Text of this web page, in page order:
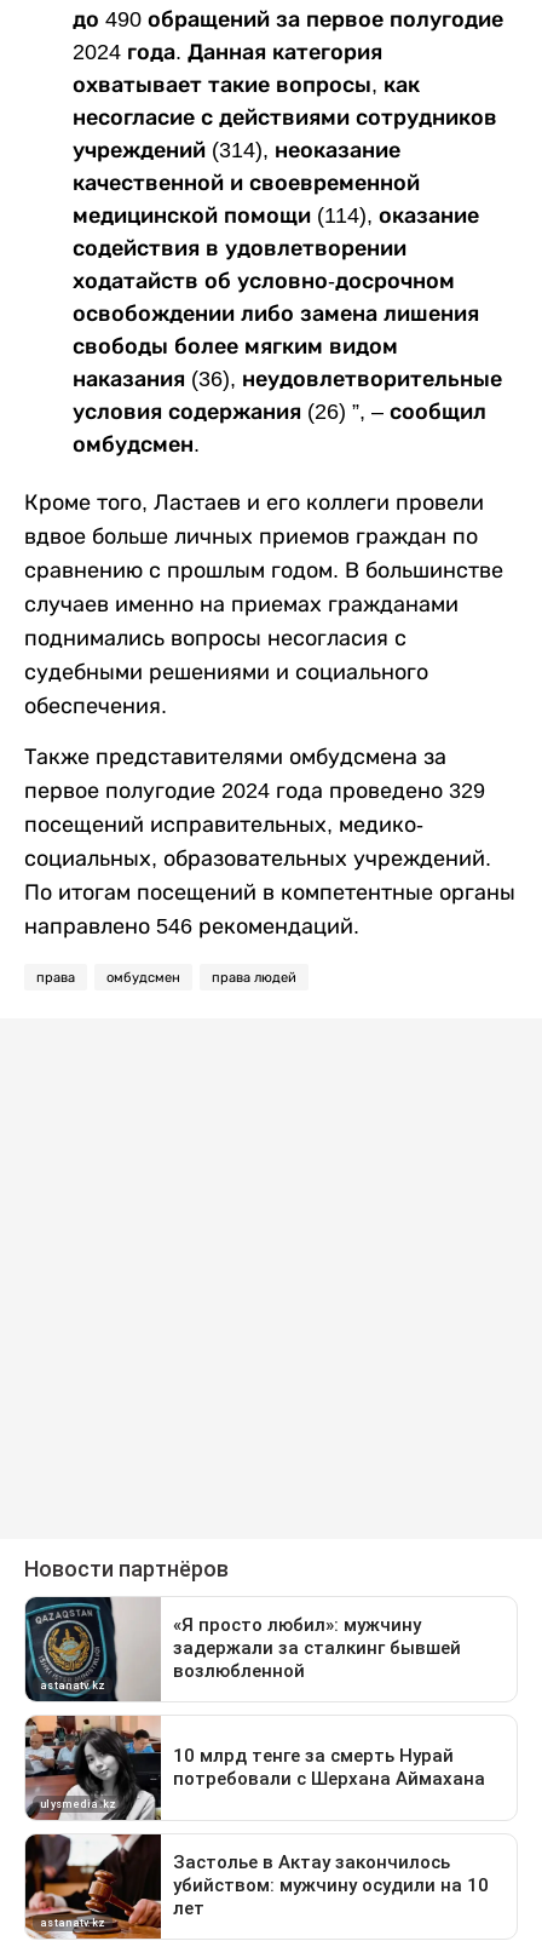
до 490 обращений за первое полугодие
2024 года. Данная категория
охватывает такие вопросы, как
несогласие с действиями сотрудников
учреждений (314), неоказание
качественной и своевременной
медицинской помощи (114), оказание
содействия в удовлетворении
ходатайств об условно-досрочном
освобождении либо замена лишения
свободы более мягким видом
наказания (36), неудовлетворительные
условия содержания (26) ”, – сообщил
омбудсмен.
Кроме того, Ластаев и его коллеги провели
вдвое больше личных приемов граждан по
сравнению с прошлым годом. В большинстве
случаев именно на приемах гражданами
поднимались вопросы несогласия с
судебными решениями и социального
обеспечения.
Также представителями омбудсмена за
первое полугодие 2024 года проведено 329
посещений исправительных, медико-
социальных, образовательных учреждений.
По итогам посещений в компетентные органы
направлено 546 рекомендаций.
права омбудсмен права людей